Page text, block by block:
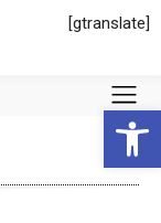
Abrir
[gtranslate]